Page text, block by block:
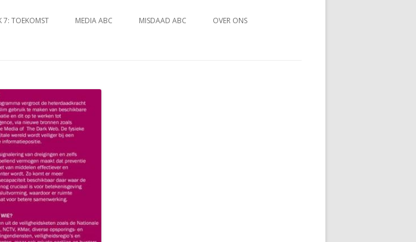
7: TOEKOMST MEDIA ABC MISDAAD ABC OVER ONS